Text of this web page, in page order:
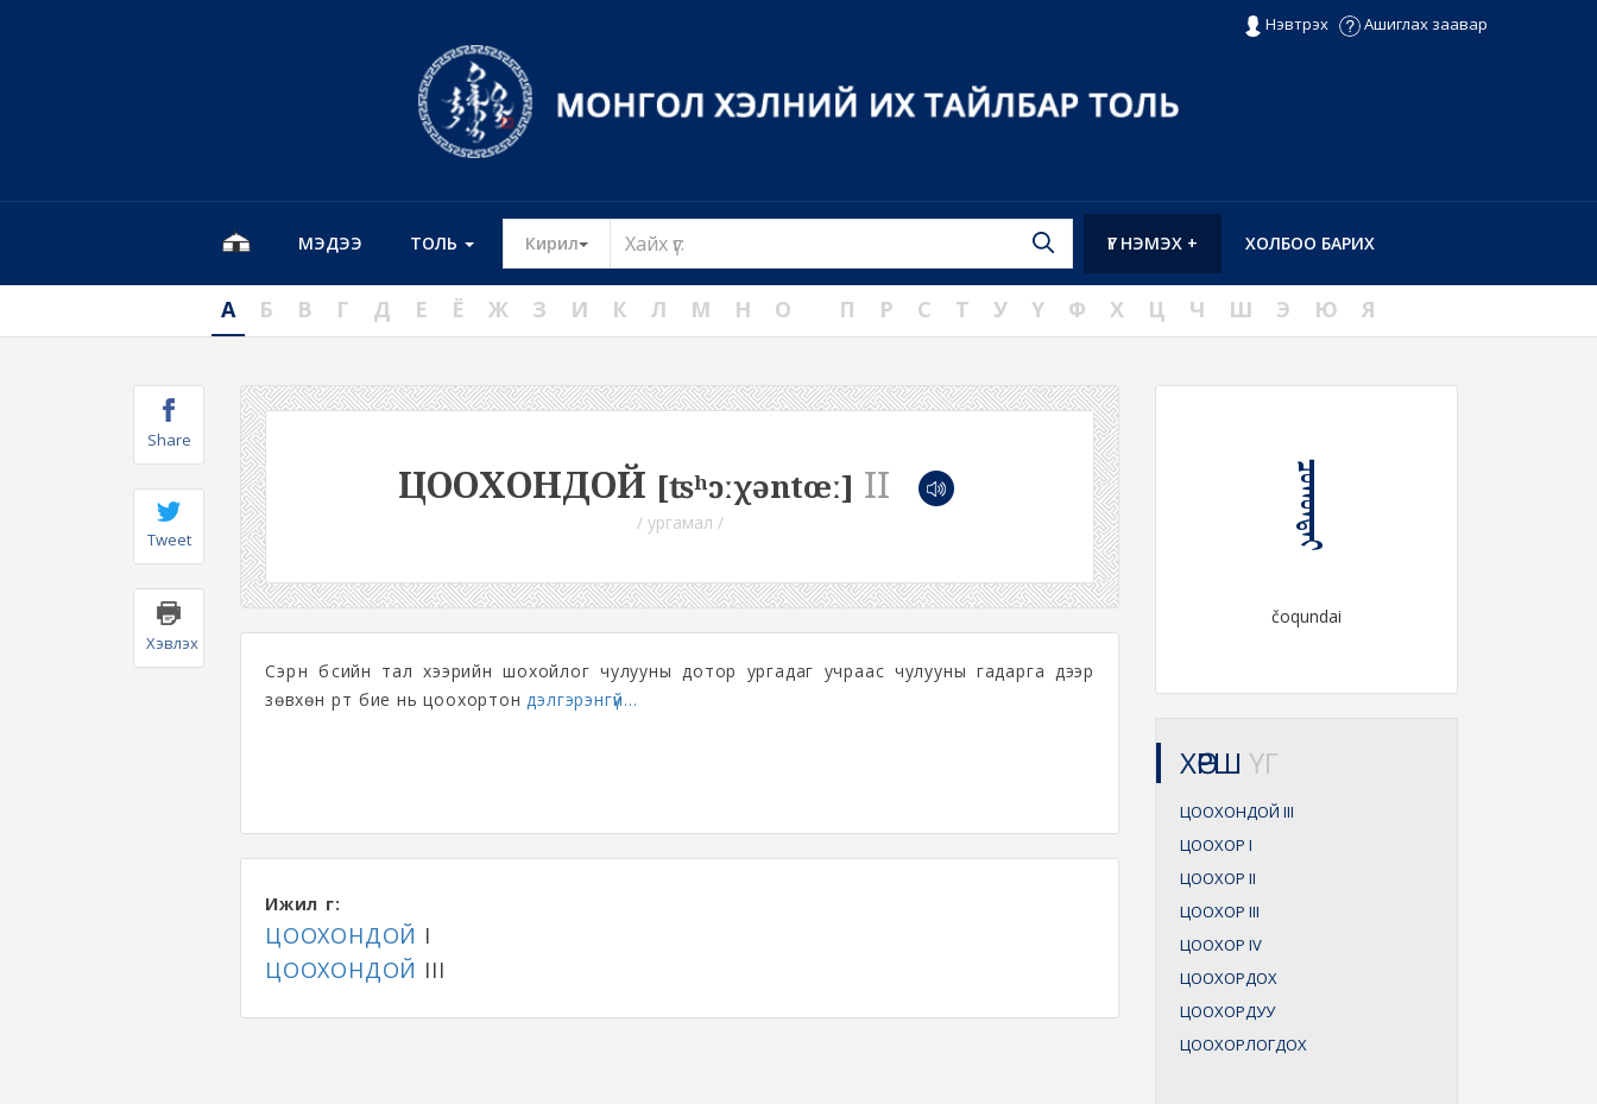
Нэвтрэх Ашиглах заавар
МЭДЭЭ ТОЛЬ Кирил Toggle Dropdown ХОЛБОО БАРИХ
ҮГ НЭМЭХ +
А Б В Г Д Е Ё Ж З И К Л М Н О П Р С Т У Ү Ф Х Ц Ч Ш Э Ю Я
Share
Tweet
Хэвлэх
ЦООХОНДОЙ [ʦʰɔːχəntœː] II
/ ургамал /
Сэрүүн бүсийн тал хээрийн шохойлог чулууны дотор ургадаг учраас чулууны гадарга дээр
зөвхөн үрт бие нь цоохортондэлгэрэнгүй...
Ижил үг:
ЦООХОНДОЙ I
ЦООХОНДОЙ III
ᠴᠣᠬᠤᠨᠳᠠᠢ
čoqundai
ХӨРШ ҮГ
ЦООХОНДОЙ III
ЦООХОР I
ЦООХОР II
ЦООХОР III
ЦООХОР IV
ЦООХОРДОХ
ЦООХОРДУУ
ЦООХОРЛОГДОХ